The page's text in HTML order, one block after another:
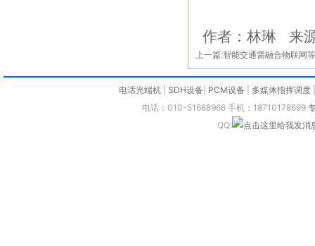
作者：林琳 来
上一篇:智能交通需融合物联网
电话光端机 SDH设备 PCM设备 多媒体指挥调度
电话：010-51668966 手机：18710178699
QQ: